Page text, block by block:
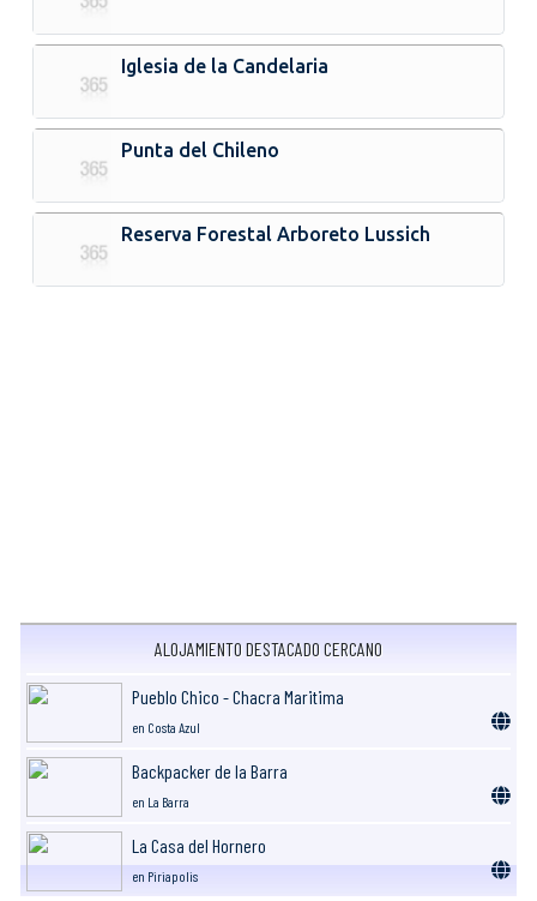
Iglesia de la Candelaria
Punta del Chileno
Reserva Forestal Arboreto Lussich
ALOJAMIENTO DESTACADO CERCANO
Pueblo Chico - Chacra Maritima
en Costa Azul
Backpacker de la Barra
en La Barra
La Casa del Hornero
en Piriapolis